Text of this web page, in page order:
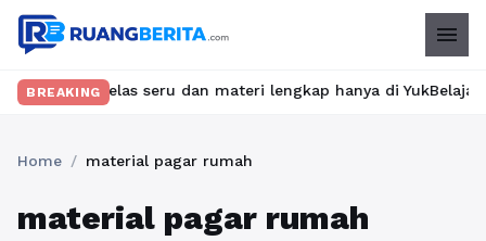
menu
BREAKING
kelas seru dan materi lengkap hanya di
Home / material pagar rumah
material pagar rumah